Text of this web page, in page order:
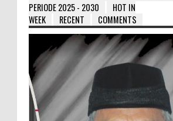
PERIODE 2025 - 2030
HOT IN
WEEK
RECENT COMMENTS